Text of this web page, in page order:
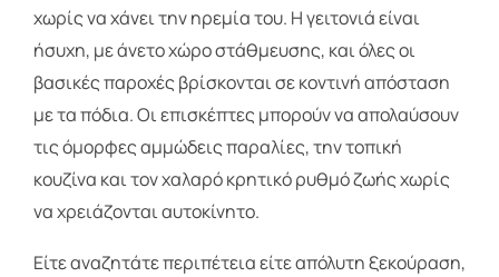
χωρίς να χάνει την ηρεμία του. Η γειτονιά είναι
ήσυχη, με άνετο χώρο στάθμευσης, και όλες οι
βασικές παροχές βρίσκονται σε κοντινή απόσταση
με τα πόδια. Οι επισκέπτες μπορούν να απολαύσουν
τις όμορφες αμμώδεις παραλίες, την τοπική
κουζίνα και τον χαλαρό κρητικό ρυθμό ζωής χωρίς
να χρειάζονται αυτοκίνητο.
Είτε αναζητάτε περιπέτεια είτε απόλυτη ξεκούραση,